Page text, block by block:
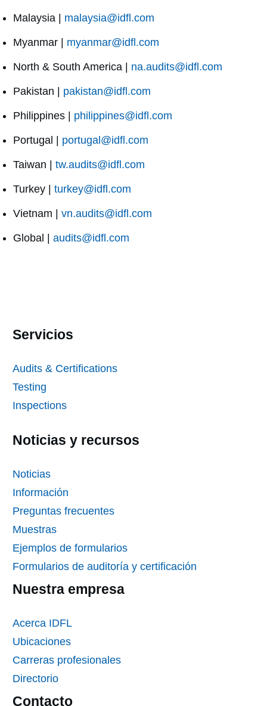
Malaysia | malaysia@idfl.com
Myanmar | myanmar@idfl.com
North & South America | na.audits@idfl.com
Pakistan | pakistan@idfl.com
Philippines | philippines@idfl.com
Portugal | portugal@idfl.com
Taiwan | tw.audits@idfl.com
Turkey | turkey@idfl.com
Vietnam | vn.audits@idfl.com
Global | audits@idfl.com
Servicios
Audits & Certifications
Testing
Inspections
Noticias y recursos
Noticias
Información
Preguntas frecuentes
Muestras
Ejemplos de formularios
Formularios de auditoría y certificación
Nuestra empresa
Acerca IDFL
Ubicaciones
Carreras profesionales
Directorio
Contacto